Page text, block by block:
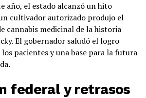
año, el estado alcanzó un hito
cultivador autorizado produjo el
cannabis medicinal de la historia
El gobernador saludó el logro
pacientes y una base para la futura
federal y retrasos